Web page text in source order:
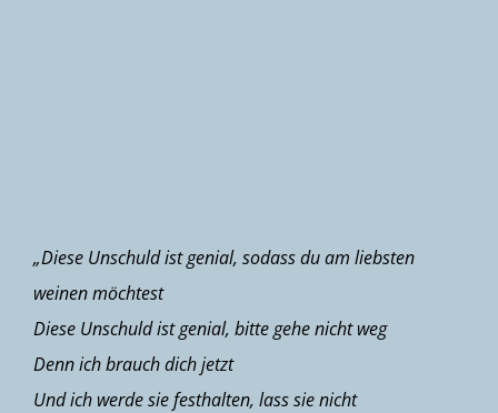
„Diese Unschuld ist genial, sodass du am liebsten
weinen möchtest
Diese Unschuld ist genial, bitte gehe nicht weg
Denn ich brauch dich jetzt
Und ich werde sie festhalten, lass sie nicht